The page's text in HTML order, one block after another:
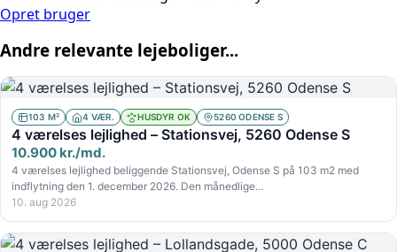
Opret bruger
Andre relevante lejeboliger...
103 M² 4 VÆR. HUSDYR OK 5260 ODENSE S
4 værelses lejlighed – Stationsvej, 5260 Odense S
10.900 kr./md.
4 værelses lejlighed beliggende Stationsvej, Odense S på 103 m2 med
indflytning den 1. december 2026. Den månedlige…
10. aug 2026